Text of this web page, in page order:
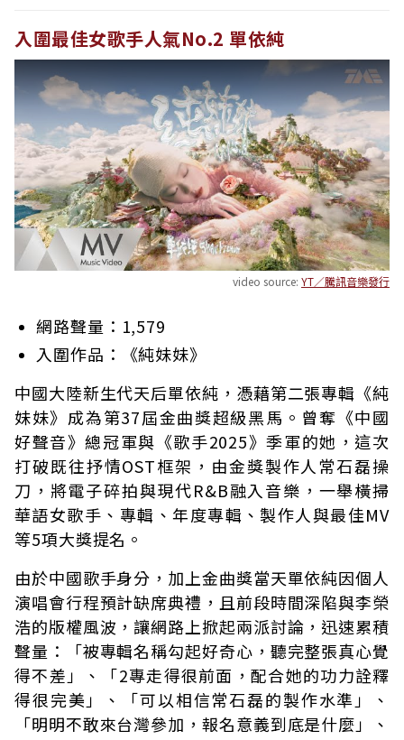
入圍最佳女歌手人氣No.2 單依純
video source: YT／騰訊音樂發行
網路聲量：1,579
入圍作品：《純妹妹》
中國大陸新生代天后單依純，憑藉第二張專輯《純
妹妹》成為第37屆金曲獎超級黑馬。曾奪《中國
好聲音》總冠軍與《歌手2025》季軍的她，這次
打破既往抒情OST框架，由金獎製作人常石磊操
刀，將電子碎拍與現代R&B融入音樂，一舉橫掃
華語女歌手、專輯、年度專輯、製作人與最佳MV
等5項大獎提名。
由於中國歌手身分，加上金曲獎當天單依純因個人
演唱會行程預計缺席典禮，且前段時間深陷與李榮
浩的版權風波，讓網路上掀起兩派討論，迅速累積
聲量：「被專輯名稱勾起好奇心，聽完整張真心覺
得不差」、「2專走得很前面，配合她的功力詮釋
得很完美」、「可以相信常石磊的製作水準」、
「明明不敢來台灣參加，報名意義到底是什麼」、